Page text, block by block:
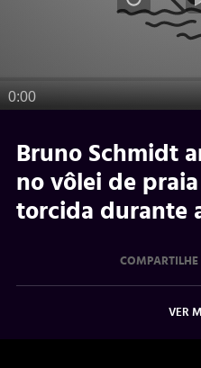
Bruno Schmidt
no vôlei de
torcida durante
COMPARTILHE
VER